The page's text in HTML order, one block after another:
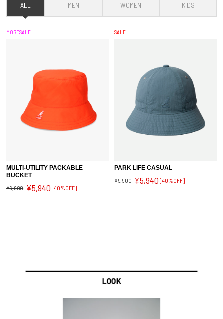
ALL MEN WOMEN KIDS
MORESALE
MULTI-UTILITY PACKABLE
BUCKET
¥9,900 ¥5,940 [40%OFF]
SALE
PARK LIFE CASUAL
¥9,900 ¥5,940 [40%OFF]